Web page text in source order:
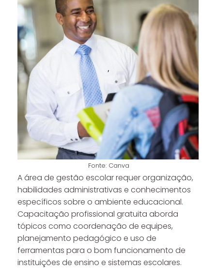
Fonte: Canva
A área de gestão escolar requer organização,
habilidades administrativas e conhecimentos
específicos sobre o ambiente educacional.
Capacitação profissional gratuita aborda
tópicos como coordenação de equipes,
planejamento pedagógico e uso de
ferramentas para o bom funcionamento de
instituições de ensino e sistemas escolares.